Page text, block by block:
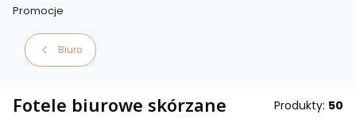
Promocje
Koniec menu
Biuro
Fotele biurowe skórzane Produkty: 50